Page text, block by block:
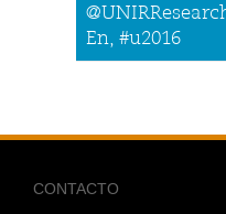
En, #u2016
CONTACTO